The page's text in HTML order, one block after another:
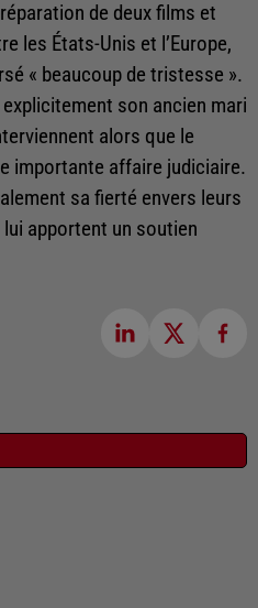
de deux films et
les États-Unis et l’Europe,
« beaucoup de tristesse ».
son ancien mari
alors que le
importante affaire judiciaire.
sa fierté envers leurs
apportent un soutien